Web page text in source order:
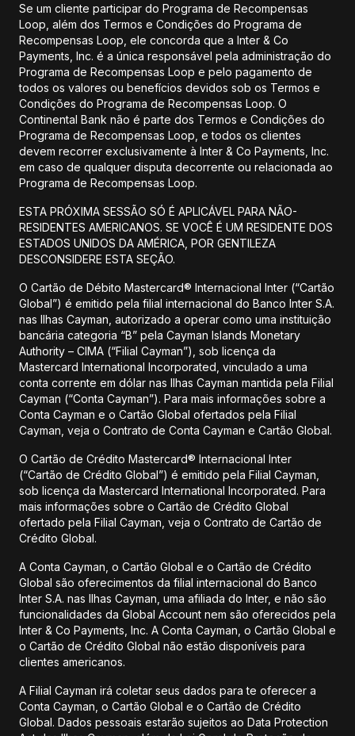
Se um cliente participar do Programa de Recompensas
Loop, além dos Termos e Condições do Programa de
Recompensas Loop, ele concorda que a Inter & Co
Payments, Inc. é a única responsável pela administração do
Programa de Recompensas Loop e pelo pagamento de
todos os valores ou benefícios devidos sob os Termos e
Condições do Programa de Recompensas Loop. O
Continental Bank não é parte dos Termos e Condições do
Programa de Recompensas Loop, e todos os clientes
devem recorrer exclusivamente à Inter & Co Payments, Inc.
em caso de qualquer disputa decorrente ou relacionada ao
Programa de Recompensas Loop.
ESTA PRÓXIMA SESSÃO SÓ É APLICÁVEL PARA NÃO-
RESIDENTES AMERICANOS. SE VOCÊ É UM RESIDENTE DOS
ESTADOS UNIDOS DA AMÉRICA, POR GENTILEZA
DESCONSIDERE ESTA SEÇÃO.
O Cartão de Débito Mastercard® Internacional Inter (“Cartão
Global”) é emitido pela filial internacional do Banco Inter S.A.
nas Ilhas Cayman, autorizado a operar como uma instituição
bancária categoria “B” pela Cayman Islands Monetary
Authority – CIMA (“Filial Cayman”), sob licença da
Mastercard International Incorporated, vinculado a uma
conta corrente em dólar nas Ilhas Cayman mantida pela Filial
Cayman (“Conta Cayman”). Para mais informações sobre a
Conta Cayman e o Cartão Global ofertados pela Filial
Cayman, veja o Contrato de Conta Cayman e Cartão Global.
O Cartão de Crédito Mastercard® Internacional Inter
(“Cartão de Crédito Global”) é emitido pela Filial Cayman,
sob licença da Mastercard International Incorporated. Para
mais informações sobre o Cartão de Crédito Global
ofertado pela Filial Cayman, veja o Contrato de Cartão de
Crédito Global.
A Conta Cayman, o Cartão Global e o Cartão de Crédito
Global são oferecimentos da filial internacional do Banco
Inter S.A. nas Ilhas Cayman, uma afiliada do Inter, e não são
funcionalidades da Global Account nem são oferecidos pela
Inter & Co Payments, Inc. A Conta Cayman, o Cartão Global e
o Cartão de Crédito Global não estão disponíveis para
clientes americanos.
A Filial Cayman irá coletar seus dados para te oferecer a
Conta Cayman, o Cartão Global e o Cartão de Crédito
Global. Dados pessoais estarão sujeitos ao Data Protection